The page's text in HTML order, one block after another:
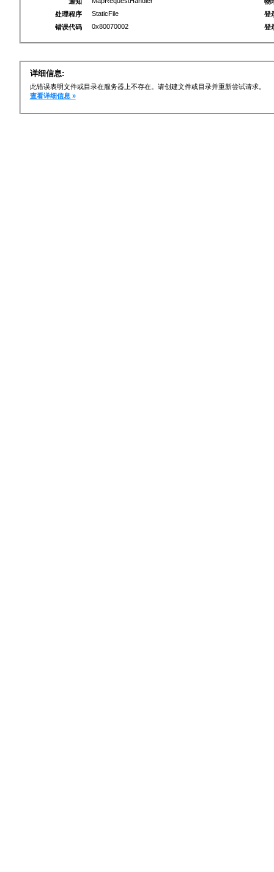
处理程序
StaticFile
错误代码
0x80070002
登
登
详细信息:
此错误表明文件或目录在服务器上不存在。请创建文件或目录并重新尝试请求。
查看详细信息 »